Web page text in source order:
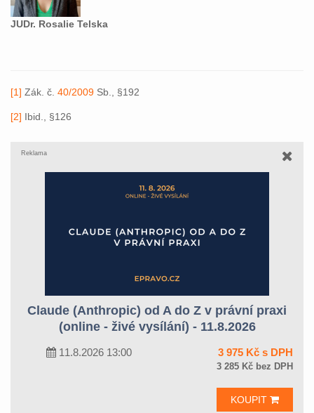
JUDr. Rosalie Telska
[1] Zák. č. 40/2009 Sb., §192
[2] Ibid., §126
Reklama
Claude (Anthropic) od A do Z v právní praxi
(online - živé vysílání) - 11.8.2026
11.8.2026 13:00 3 975 Kč s DPH
3 285 Kč bez DPH
KOUPIT